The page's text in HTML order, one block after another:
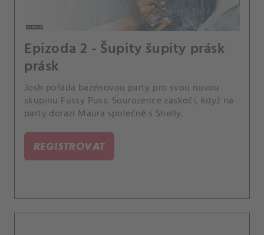
Epizoda 2 - Šupity šupity prásk
prásk
Josh pořádá bazénovou party pro svou novou
skupinu Fussy Puss. Sourozence zaskočí, když na
party dorazí Maura společně s Shelly.
REGISTROVAT